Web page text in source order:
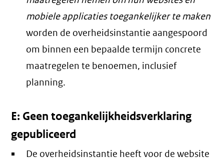
mobiele applicaties toegankelijker te maken
worden de overheidsinstantie aangespoord
om binnen een bepaalde termijn concrete
maatregelen te benoemen, inclusief
planning.
E: Geen toegankelijkheidsverklaring
gepubliceerd
De overheidsinstantie heeft voor de website